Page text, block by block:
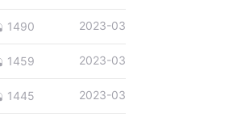
1490 2023-03
1459 2023-03
1445 2023-03